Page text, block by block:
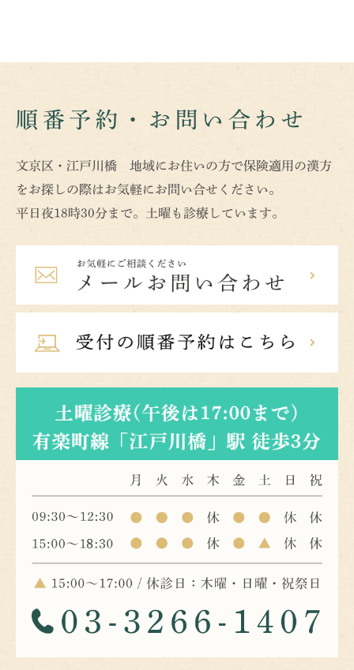
順番予約・お問い合わせ
文京区・江戸川橋 地域にお住いの方で保険適用の漢方
をお探しの際はお気軽にお問い合せください。
平日夜18時30分まで。土曜も診療しています。